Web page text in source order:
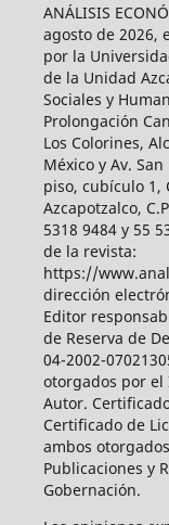
ANÁLISIS
agosto de 2026,
por la
de la Unidad
Sociales y
Prolongación
Los Colorines,
México y Av.
piso, cubículo 1,
Azcapotzalco,
5318 9484 y 55
de la revista:
https://
dirección
Editor
de Reserva de
04-2002-
otorgados por
Autor.
Certificado de
ambos
Publicaciones y
Gobernación.